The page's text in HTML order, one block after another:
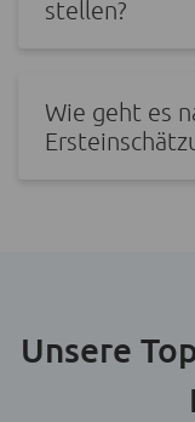
stellen?
Wie geht es
Unsere